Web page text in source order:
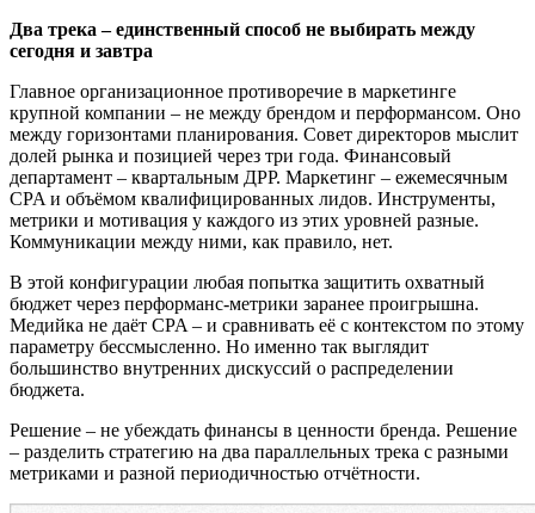
Два трека – единственный способ не выбирать между
сегодня и завтра
Главное организационное противоречие в маркетинге
крупной компании – не между брендом и перформансом. Оно
между горизонтами планирования. Совет директоров мыслит
долей рынка и позицией через три года. Финансовый
департамент – квартальным ДРР. Маркетинг – ежемесячным
CPA и объёмом квалифицированных лидов. Инструменты,
метрики и мотивация у каждого из этих уровней разные.
Коммуникации между ними, как правило, нет.
В этой конфигурации любая попытка защитить охватный
бюджет через перформанс-метрики заранее проигрышна.
Медийка не даёт CPA – и сравнивать её с контекстом по этому
параметру бессмысленно. Но именно так выглядит
большинство внутренних дискуссий о распределении
бюджета.
Решение – не убеждать финансы в ценности бренда. Решение
– разделить стратегию на два параллельных трека с разными
метриками и разной периодичностью отчётности.